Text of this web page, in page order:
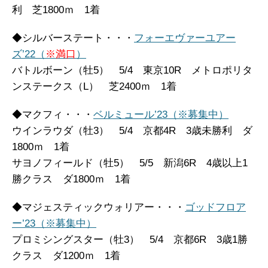
利 芝1800ｍ 1着
◆シルバーステート・・・ フォーエヴァーユアー
ズ’22（ ※満口 ）
バトルボーン（牡5） 5/4 東京10R メトロポリタ
ンステークス（L） 芝2400ｍ 1着
◆マクフィ・・・ ベルミュール’23（※募集中）
ウインラウダ（牡3） 5/4 京都4R 3歳未勝利 ダ
1800ｍ 1着
サヨノフィールド（牡5） 5/5 新潟6R 4歳以上1
勝クラス ダ1800ｍ 1着
◆マジェスティックウォリアー・・・ ゴッドフロア
ー’23（※募集中）
プロミシングスター（牡3） 5/4 京都6R 3歳1勝
クラス ダ1200ｍ 1着